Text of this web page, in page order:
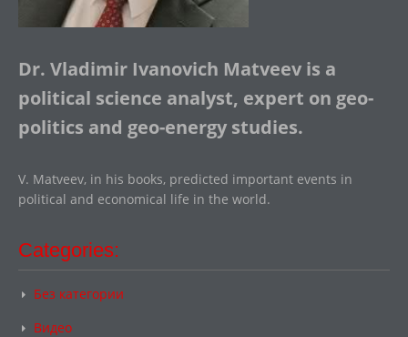
Dr. Vladimir Ivanovich Matveev is a
political science analyst, expert on geo-
politics and geo-energy studies.
V. Matveev, in his books, predicted important events in
political and economical life in the world.
Categories:
Без категории
Видео